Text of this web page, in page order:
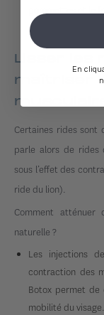
pommettes et le
Lisser les
maîtriser
Certaines rides sont
parle alors de rides
sous l’effet des
ride du lion).
Comment atténuer
naturelle ?
Les injections
contraction des
Botox permet de
mobilité du visage.
En